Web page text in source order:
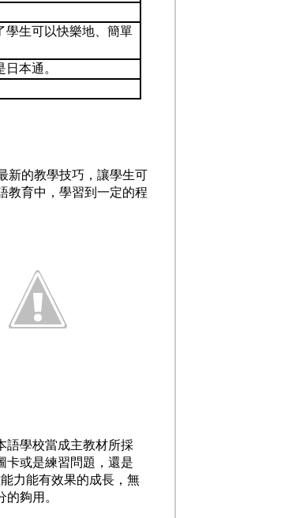
學生可以快樂地、簡單
本通。
新的教學技巧，讓學生可
教育中，學習到一定的程
語學校當成主教材所採
卡或是練習問題，還是
力能有效果的成長，無
夠用。